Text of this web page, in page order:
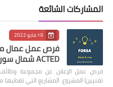
المشاركات الشائعة
19 مايو 2022
فرص عمل عمال
ACTED شمال سوريا
فرص عمل الإعلان عن مجموعة
تقنيين) المشروع: المشاريع التي